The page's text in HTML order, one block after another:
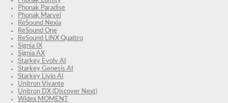
Phonak Paradise
Phonak Marvel
ReSound Nexia
ReSound One
ReSound LiNX Quattro
Signia IX
Signia AX
Starkey Evolv AI
Starkey Genesis AI
Starkey Livio AI
Unitron Vivante
Unitron DX (Discover Next)
Widex MOMENT